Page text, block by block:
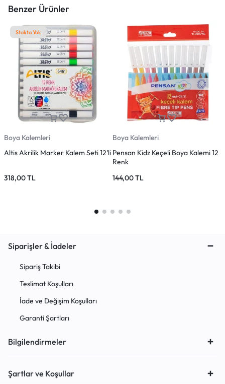
Benzer Ürünler
Stokta Yok
Boya Kalemleri
Altis Akrilik Marker Kalem Seti 12’li
318,00TL
Boya Kalemleri
Pensan Kidz Keçeli Boya Kalemi 12
Renk
144,00TL
Siparişler & İadeler
Sipariş Takibi
Teslimat Koşulları
İade ve Değişim Koşulları
Garanti Şartları
Bilgilendirmeler
Şartlar ve Koşullar